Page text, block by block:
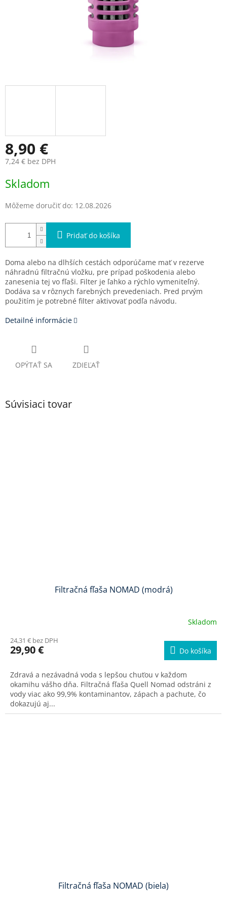
8,90 €
7,24 € bez DPH
cena:
Skladom
Môžeme doručiť do: 12.08.2026
Pridať do košíka
Doma alebo na dlhších cestách odporúčame mať v rezerve
náhradnú filtračnú vložku, pre prípad poškodenia alebo
zanesenia tej vo fľaši. Filter je ľahko a rýchlo vymeniteľný.
Dodáva sa v rôznych farebných prevedeniach. Pred prvým
použitím je potrebné filter aktivovať podľa návodu.
Detailné informácie
OPÝTAŤ SA ZDIEĽAŤ
Súvisiaci tovar
Filtračná fľaša NOMAD (modrá)
produktu
je
z
5
hviezdičiek.
Skladom
24,31 € bez DPH
29,90 € Do košíka
Zdravá a nezávadná voda s lepšou chuťou v každom
okamihu vášho dňa. Filtračná fľaša Quell Nomad odstráni z
vody viac ako 99,9% kontaminantov, zápach a pachute, čo
dokazujú aj...
Filtračná fľaša NOMAD (biela)